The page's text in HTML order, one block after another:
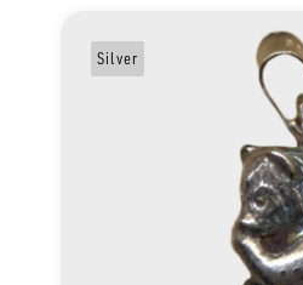
Silver